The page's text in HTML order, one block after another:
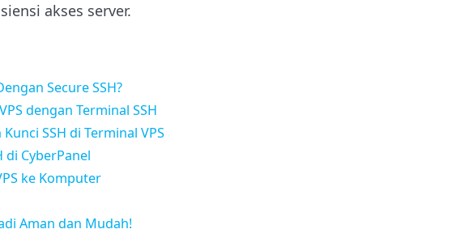
akses server.
Secure SSH?
dengan Terminal SSH
SSH di Terminal VPS
di CyberPanel
ke Komputer
Aman dan Mudah!